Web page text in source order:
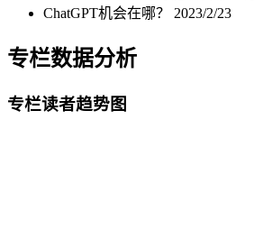
ChatGPT机会在哪？ 2023/2/23
专栏数据分析
专栏读者趋势图